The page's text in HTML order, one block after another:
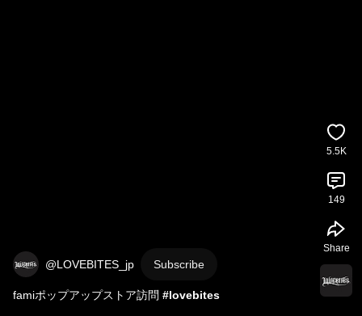
@LOVEBITES_jp Subscribe
famiポップアップストア訪問 #lovebites
5.5K
149
Share